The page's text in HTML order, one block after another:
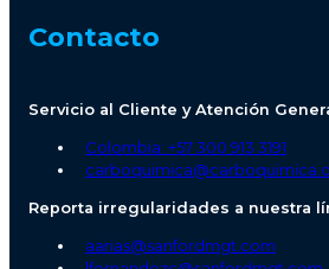
Contacto
Servicio al Cliente y Atención
Colombia: +57 300 913 3191
Reporta irregularidades a nuestra
aarias@sanfordmgt.com